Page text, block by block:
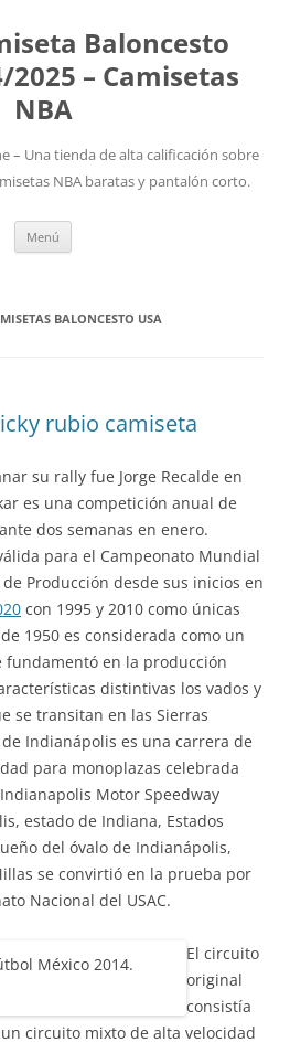
Baloncesto
– Camisetas
NBA
– Una tienda de alta calificación sobre
NBA baratas y pantalón corto.
Menú
BALONCESTO USA
rubio camiseta
su rally fue Jorge Recalde en
es una competición anual de
dos semanas en enero.
para el Campeonato Mundial
Producción desde sus inicios en
con 1995 y 2010 como únicas
1950 es considerada como un
fundamentó en la producción
distintivas los vados y
se transitan en las Sierras
Indianápolis es una carrera de
para monoplazas celebrada
Motor Speedway
estado de Indiana, Estados
del óvalo de Indianápolis,
se convirtió en la prueba por
Nacional del USAC.
El circuito
original
consistía
circuito mixto de alta velocidad